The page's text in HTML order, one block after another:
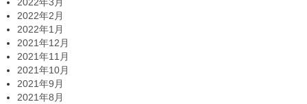
2022年3月
2022年2月
2022年1月
2021年12月
2021年11月
2021年10月
2021年9月
2021年8月